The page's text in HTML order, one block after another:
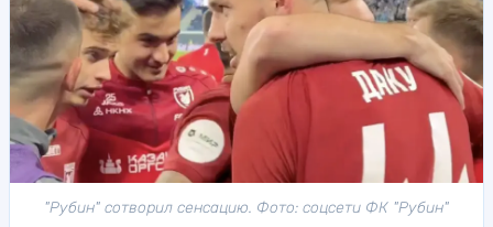
"Рубин" сотворил сенсацию. Фото: соцсети ФК "Рубин"